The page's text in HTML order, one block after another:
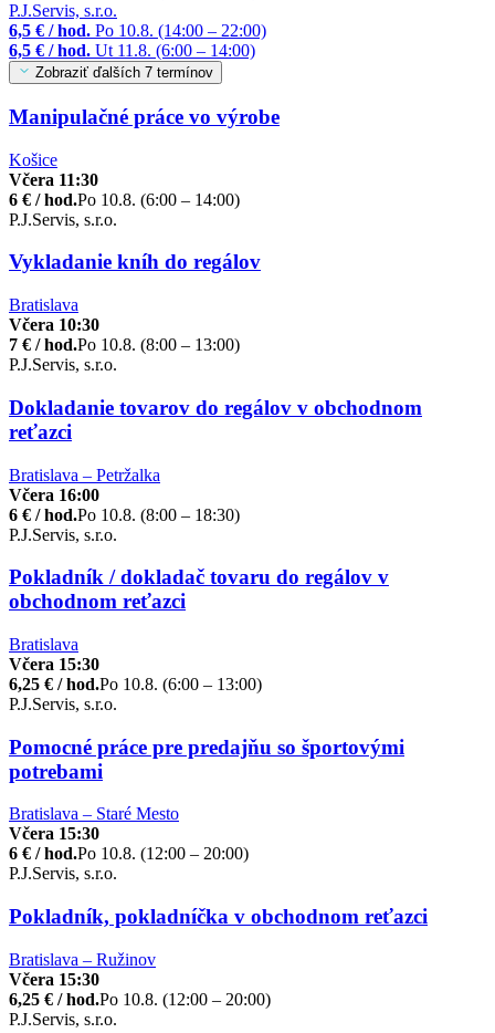
P.J.Servis, s.r.o.
6,5 € / hod. Po 10.8. (14:00 – 22:00)
6,5 € / hod. Ut 11.8. (6:00 – 14:00)
Zobraziť ďalších 7 termínov
Manipulačné práce vo výrobe
Košice
Včera 11:30
6 € / hod.Po 10.8. (6:00 – 14:00)
P.J.Servis, s.r.o.
Vykladanie kníh do regálov
Bratislava
Včera 10:30
7 € / hod.Po 10.8. (8:00 – 13:00)
P.J.Servis, s.r.o.
Dokladanie tovarov do regálov v obchodnom
reťazci
Bratislava – Petržalka
Včera 16:00
6 € / hod.Po 10.8. (8:00 – 18:30)
P.J.Servis, s.r.o.
Pokladník / dokladač tovaru do regálov v
obchodnom reťazci
Bratislava
Včera 15:30
6,25 € / hod.Po 10.8. (6:00 – 13:00)
P.J.Servis, s.r.o.
Pomocné práce pre predajňu so športovými
potrebami
Bratislava – Staré Mesto
Včera 15:30
6 € / hod.Po 10.8. (12:00 – 20:00)
P.J.Servis, s.r.o.
Pokladník, pokladníčka v obchodnom reťazci
Bratislava – Ružinov
Včera 15:30
6,25 € / hod.Po 10.8. (12:00 – 20:00)
P.J.Servis, s.r.o.